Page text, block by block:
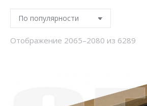
Отображение 2065–2080 из 6289